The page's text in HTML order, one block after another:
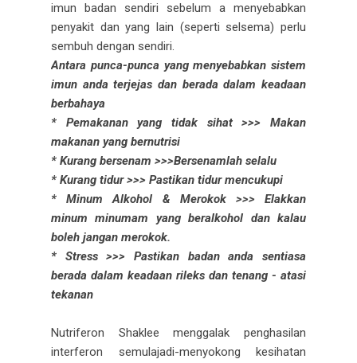
imun badan sendiri sebelum a menyebabkan
penyakit dan yang lain (seperti selsema) perlu
sembuh dengan sendiri.
Antara punca-punca yang menyebabkan sistem
imun anda terjejas dan berada dalam keadaan
berbahaya
* Pemakanan yang tidak sihat >>> Makan
makanan yang bernutrisi
* Kurang bersenam >>>Bersenamlah selalu
* Kurang tidur >>> Pastikan tidur mencukupi
* Minum Alkohol & Merokok >>> Elakkan
minum minumam yang beralkohol dan kalau
boleh jangan merokok.
* Stress >>> Pastikan badan anda sentiasa
berada dalam keadaan rileks dan tenang - atasi
tekanan
Nutriferon Shaklee menggalak penghasilan
interferon semulajadi-menyokong kesihatan